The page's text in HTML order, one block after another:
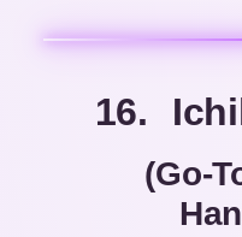
16.
(Go-